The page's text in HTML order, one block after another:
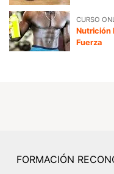
CURSO
Nutrición
Fuerza
FORMACIÓN